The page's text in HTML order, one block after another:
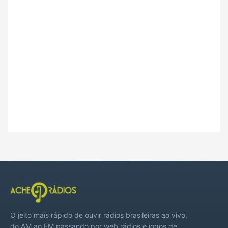
O jeito mais rápido de ouvir rádios brasileiras ao vivo,
do AM ao FM passando por web rádios e jogos de